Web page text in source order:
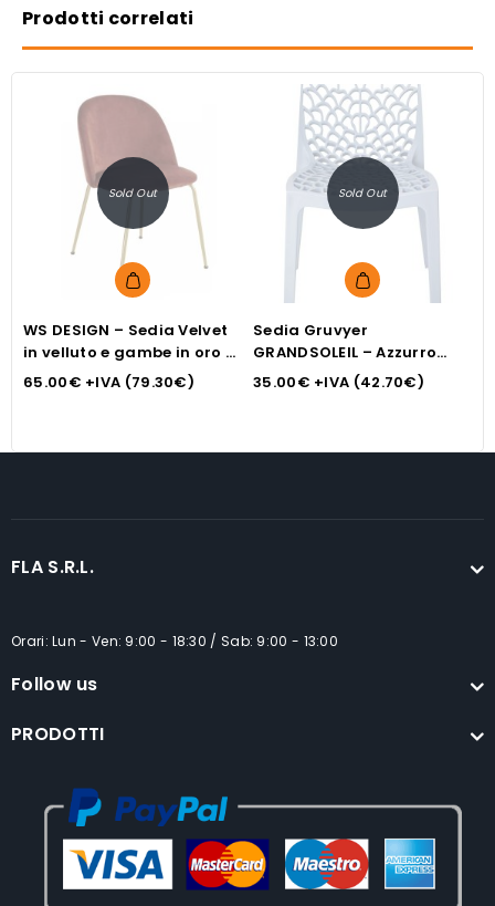
Prodotti correlati
Sold Out
WS DESIGN – Sedia Velvet
in velluto e gambe in oro –
col. bronzo
65.00€ +IVA (79.30€)
Sold Out
Sedia Gruvyer
GRANDSOLEIL – Azzurro
cielo
35.00€ +IVA (42.70€)
FLA S.R.L.
Orari: Lun - Ven: 9:00 - 18:30 / Sab: 9:00 - 13:00
Follow us
PRODOTTI